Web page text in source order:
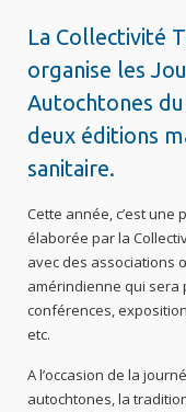
La Collectivité
organise les
Autochtones
deux éditions
sanitaire.
Cette année, c’est
élaborée par la
avec des associations
amérindienne qui sera
conférences,
etc.
A l’occasion de la
autochtones, la